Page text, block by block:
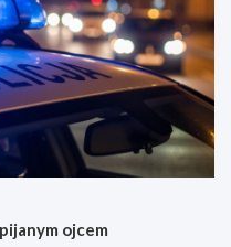
ojcem